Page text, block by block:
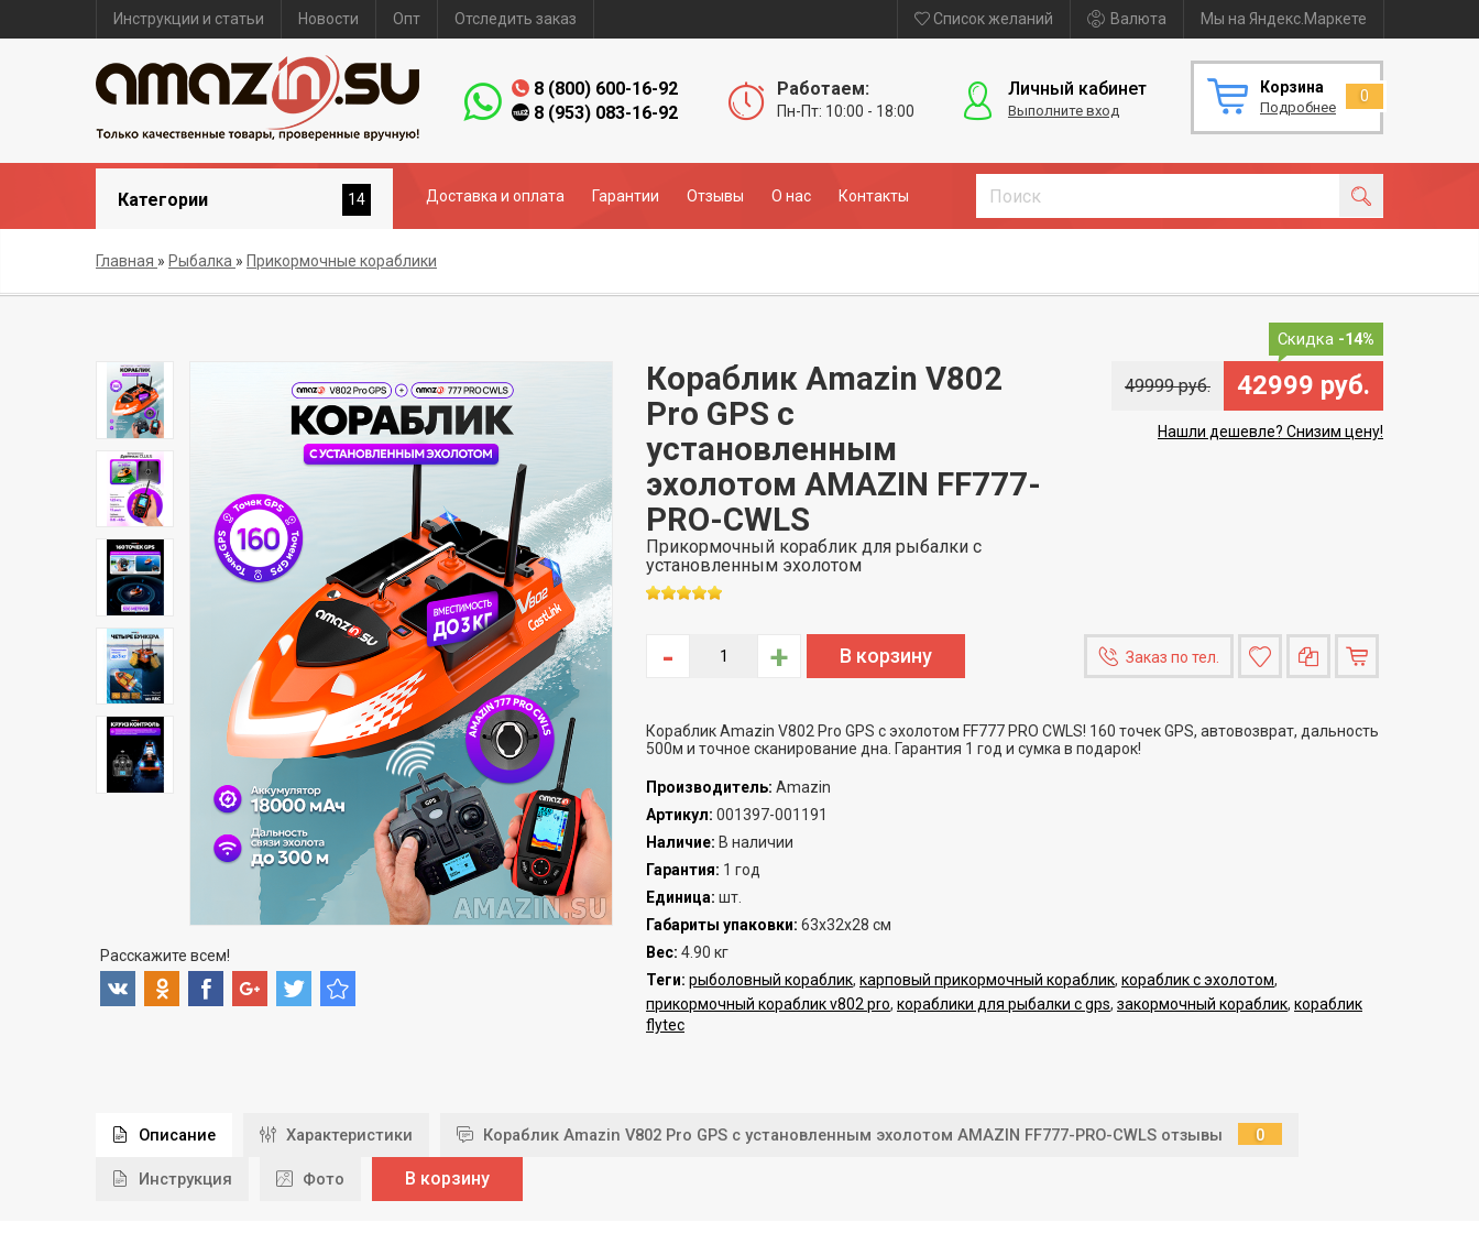
Инструкции и статьи Новости Опт Отследить заказ Список желаний Валюта Мы на Яндекс.Маркете
8 (800) 600-16-92
8 (953) 083-16-92
Работаем:
Пн-Пт: 10:00 - 18:00
Личный кабинет
Выполните вход
Корзина
Подробнее
0
Категории 14 Доставка и оплата Гарантии Отзывы О нас Контакты
Главная » Рыбалка » Прикормочные кораблики
Расскажите всем!
Скидка -14%
Кораблик Amazin V802
Pro GPS с
установленным
эхолотом AMAZIN FF777-
PRO-CWLS
Прикормочный кораблик для рыбалки с
установленным эхолотом
49999 руб. 42999 руб.
Нашли дешевле? Снизим цену!
- + Заказ по тел.
Кораблик Amazin V802 Pro GPS с эхолотом FF777 PRO CWLS! 160 точек GPS, автовозврат, дальность
500м и точное сканирование дна. Гарантия 1 год и сумка в подарок!
Производитель: Amazin
Артикул: 001397-001191
Наличие: В наличии
Гарантия: 1 год
Единица: шт.
Габариты упаковки: 63x32x28 см
Вес: 4.90 кг
Теги: рыболовный кораблик, карповый прикормочный кораблик, кораблик с эхолотом,
прикормочный кораблик v802 pro, кораблики для рыбалки с gps, закормочный кораблик, кораблик
flytec
Описание Характеристики Кораблик Amazin V802 Pro GPS с установленным эхолотом AMAZIN FF777-PRO-CWLS отзывы 0
Инструкция Фото В корзину